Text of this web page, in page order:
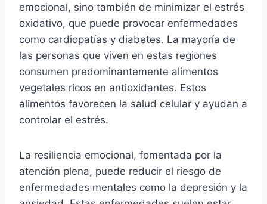
emocional, sino también de minimizar el estrés
oxidativo, que puede provocar enfermedades
como cardiopatías y diabetes. La mayoría de
las personas que viven en estas regiones
consumen predominantemente alimentos
vegetales ricos en antioxidantes. Estos
alimentos favorecen la salud celular y ayudan a
controlar el estrés.
La resiliencia emocional, fomentada por la
atención plena, puede reducir el riesgo de
enfermedades mentales como la depresión y la